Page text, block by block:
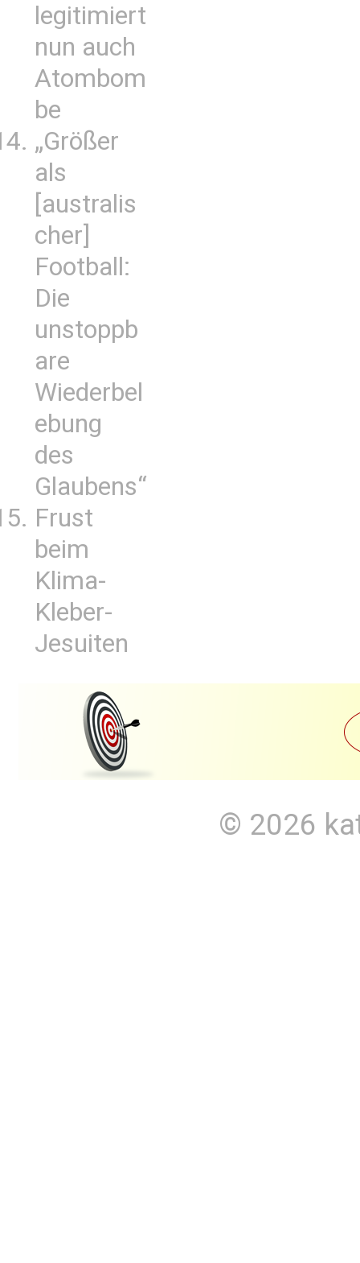
legitimiert
nun auch
Atombom
be
„Größer
als
[australis
cher]
Football:
Die
unstoppb
are
Wiederbel
ebung
des
Glaubens“
Frust
beim
Klima-
Kleber-
Jesuiten
© 2026